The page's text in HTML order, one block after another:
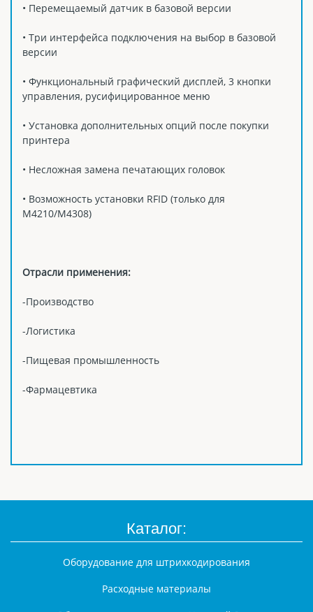
• Перемещаемый датчик в базовой версии
• Три интерфейса подключения на выбор в базовой
версии
• Функциональный графический дисплей, 3 кнопки
управления, русифицированное меню
• Установка дополнительных опций после покупки
принтера
• Несложная замена печатающих головок
• Возможность установки RFID (только для
M4210/M4308)
Отрасли применения:
-Производство
-Логистика
-Пищевая промышленность
-Фармацевтика
Каталог:
Оборудование для штрихкодирования
Расходные материалы